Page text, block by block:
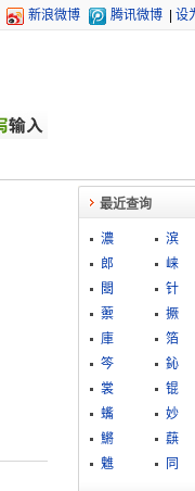
新浪微博 腾讯微博 设
最近查询
濃 滨
郎
崃
閸
针
蘌
撅
庫
箔
笒
鈊
裳
锟
蟕
妙
鱂
蕻
魋
同